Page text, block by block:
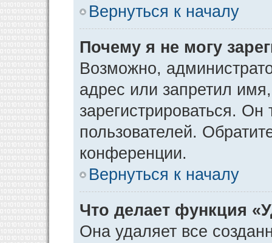
Вернуться к началу
Почему я не могу
Возможно,
адрес или запретил
зарегистрироваться.
пользователей.
конференции.
Вернуться к началу
Что делает функция
Она удаляет все